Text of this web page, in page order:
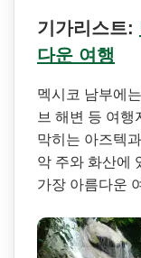
기가리스트:
다운 여행
멕시코 남부에
브 해변 등 여행
막히는 아즈텍
악 주와 화산에
가장 아름다운